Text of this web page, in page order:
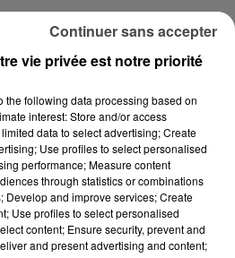
DÉJEUNER : EST-IL
OBLIGATOIRE DE
LE MATIN ?
vie privée est notre priorité
the following data processing based on
interest: Store and/or access
data to select advertising; Create
Use profiles to select personalised
performance; Measure content
through statistics or combinations
Develop and improve services; Create
Use profiles to select personalised
content; Ensure security, prevent and
and present advertising and content;
Continuer sans accepter